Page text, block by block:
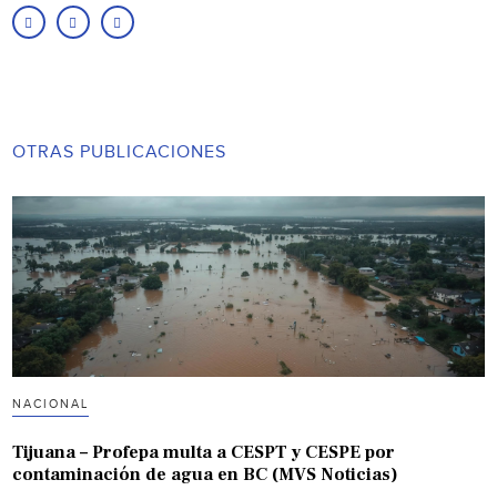
OTRAS PUBLICACIONES
NACIONAL
Tijuana – Profepa multa a CESPT y CESPE por
contaminación de agua en BC (MVS Noticias)